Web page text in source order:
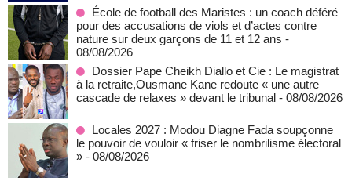
École de football des Maristes : un coach déféré
pour des accusations de viols et d’actes contre
nature sur deux garçons de 11 et 12 ans -
08/08/2026
Dossier Pape Cheikh Diallo et Cie : Le magistrat
à la retraite,Ousmane Kane redoute « une autre
cascade de relaxes » devant le tribunal - 08/08/2026
Locales 2027 : Modou Diagne Fada soupçonne
le pouvoir de vouloir « friser le nombrilisme électoral
» - 08/08/2026